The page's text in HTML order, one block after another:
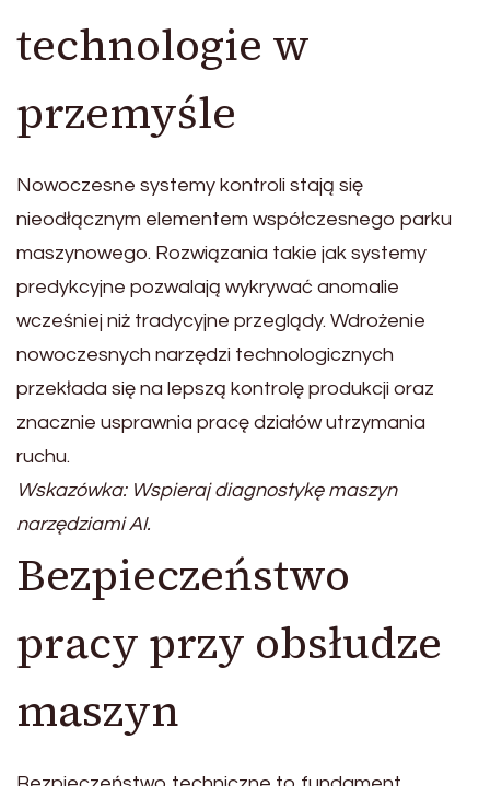
technologie w
przemyśle
Nowoczesne systemy kontroli stają się
nieodłącznym elementem współczesnego parku
maszynowego. Rozwiązania takie jak systemy
predykcyjne pozwalają wykrywać anomalie
wcześniej niż tradycyjne przeglądy. Wdrożenie
nowoczesnych narzędzi technologicznych
przekłada się na lepszą kontrolę produkcji oraz
znacznie usprawnia pracę działów utrzymania
ruchu.
Wskazówka: Wspieraj diagnostykę maszyn
narzędziami AI.
Bezpieczeństwo
pracy przy obsłudze
maszyn